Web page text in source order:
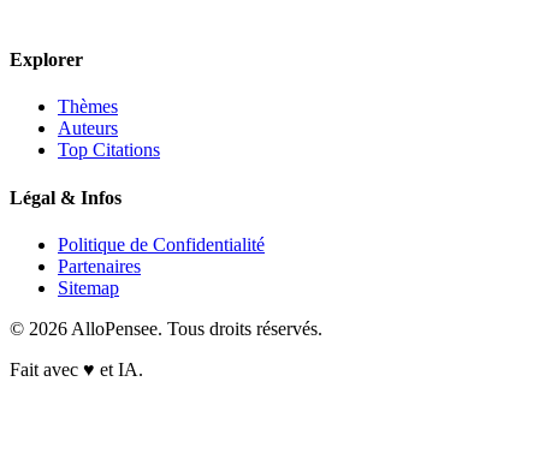
Explorer
Thèmes
Auteurs
Top Citations
Légal & Infos
Politique de Confidentialité
Partenaires
Sitemap
© 2026 AlloPensee. Tous droits réservés.
Fait avec ♥ et IA.